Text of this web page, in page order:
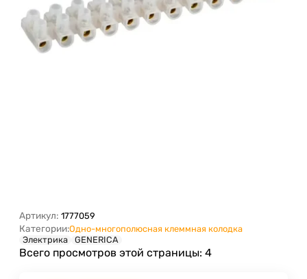
Артикул: 1777059
Категории:Одно-многополюсная клеммная колодка
Электрика
GENERICA
Всего просмотров этой страницы: 4